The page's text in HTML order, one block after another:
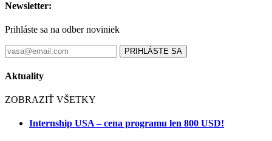
Newsletter:
Prihláste sa na odber noviniek
PRIHLÁSTE SA
Aktuality
ZOBRAZIŤ VŠETKY
Internship USA – cena programu len 800 USD!